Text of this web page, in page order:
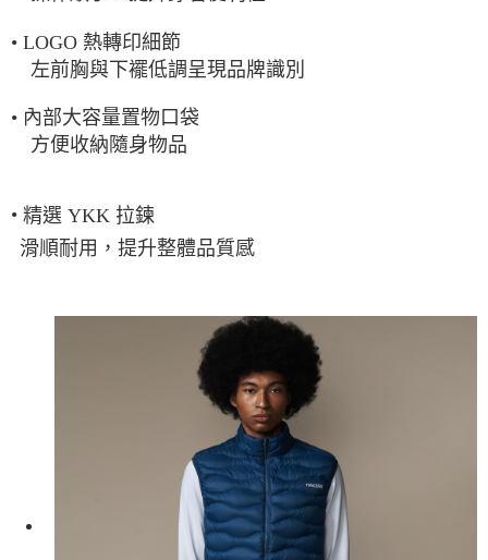
• LOGO 熱轉印細節
左前胸與下襬低調呈現品牌識別
• 內部大容量置物口袋
方便收納隨身物品
• 精選 YKK 拉鍊
滑順耐用，提升整體品質感